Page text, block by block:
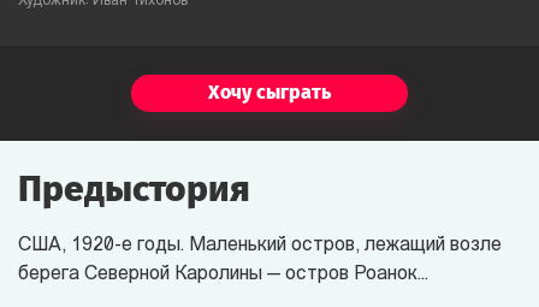
Хочу сыграть
Предыстория
США, 1920-е годы. Маленький остров, лежащий возле
берега Северной Каролины — остров Роанок...